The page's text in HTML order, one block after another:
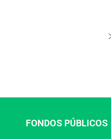
FONDOS PÚBLICOS